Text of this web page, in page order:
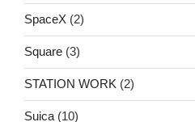
SpaceX (2)
Square (3)
STATION WORK (2)
Suica (10)